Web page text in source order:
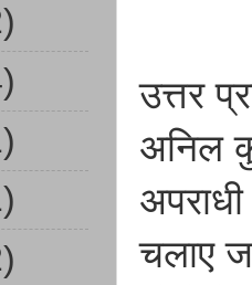
उत्तर
अनिल
चलाए